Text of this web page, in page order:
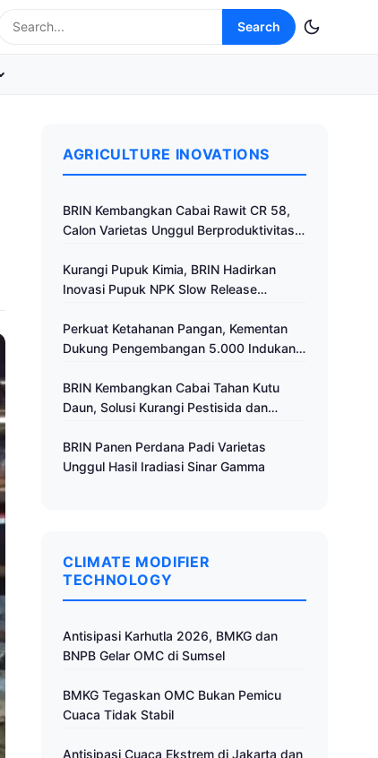
Search
AGRICULTURE INOVATIONS
BRIN Kembangkan Cabai Rawit CR 58,
Calon Varietas Unggul Berproduktivitas
Kurangi Pupuk Kimia, BRIN Hadirkan
Inovasi Pupuk NPK Slow Release
Perkuat Ketahanan Pangan, Kementan
Dukung Pengembangan 5.000 Indukan
BRIN Kembangkan Cabai Tahan Kutu
Daun, Solusi Kurangi Pestisida dan
BRIN Panen Perdana Padi Varietas
Unggul Hasil Iradiasi Sinar Gamma
CLIMATE MODIFIER
TECHNOLOGY
Antisipasi Karhutla 2026, BMKG dan
BNPB Gelar OMC di Sumsel
BMKG Tegaskan OMC Bukan Pemicu
Cuaca Tidak Stabil
Antisipasi Cuaca Ekstrem di Jakarta dan